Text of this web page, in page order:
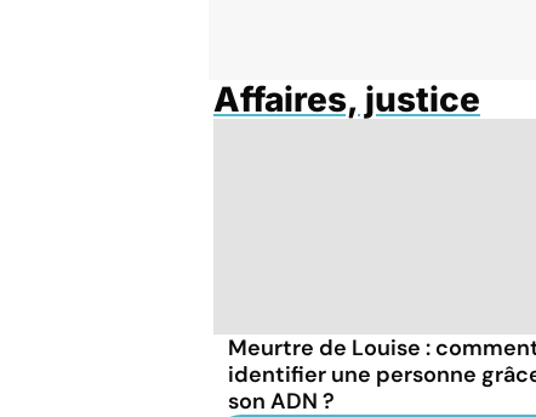
Affaires, justice
Meurtre de Louise :
identifier une personne
son ADN ?